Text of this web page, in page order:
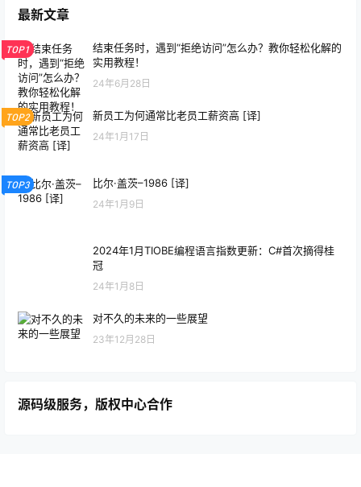
最新文章
TOP1
结束任务时，遇到“拒绝访问”怎么办？教你轻松化解的
实用教程！
24年6月28日
TOP2 新员工为何通常比老员工薪资高 [译]
24年1月17日
TOP3 比尔·盖茨–1986 [译]
24年1月9日
2024年1月TIOBE编程语言指数更新：C#首次摘得桂
冠
24年1月8日
对不久的未来的一些展望
23年12月28日
源码级服务，版权中心合作